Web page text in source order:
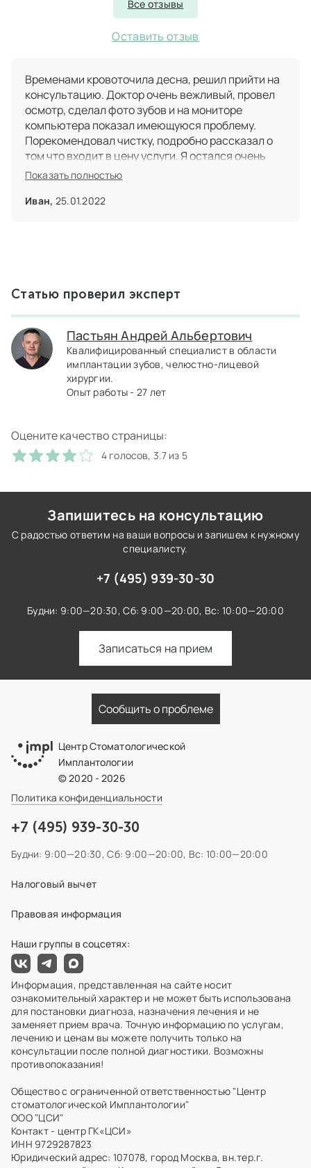
Все отзывы
Оставить отзыв
Временами кровоточила десна, решил прийти на
консультацию. Доктор очень вежливый, провел
осмотр, сделал фото зубов и на мониторе
компьютера показал имеющуюся проблему.
Порекомендовал чистку, подробно рассказал о
том что входит в цену услуги. Я остался очень
доволен таким уровнем сервиса и записался на
Показать полностью
Иван, 25.01.2022
Статью проверил эксперт
Пастьян Андрей Альбертович
Квалифицированный специалист в области
имплантации зубов, челюстно-лицевой
хирургии.
Опыт работы - 27 лет
Оцените качество страницы:
4 голосов, 3.7 из 5
Запишитесь на консультацию
С радостью ответим на ваши вопросы и запишем к нужному
специалисту.
+7 (495) 939-30-30
Будни: 9:00—20:30, Сб: 9:00—20:00, Вс: 10:00—20:00
Записаться на прием
Сообщить о проблеме
Центр Стоматологической
Имплантологии
© 2020 - 2026
Политика конфиденциальности
+7 (495) 939-30-30
Будни: 9:00—20:30, Сб: 9:00—20:00, Вс: 10:00—20:00
Налоговый вычет
Наши группы в соцсетях:
Правовая информация
Информация, представленная на сайте носит
ознакомительный характер и не может быть использована
для постановки диагноза, назначения лечения и не
заменяет прием врача. Точную информацию по услугам,
лечению и ценам вы можете получить только на
консультации после полной диагностики. Возможны
противопоказания!
Общество с ограниченной ответственностью "Центр
стоматологической Имплантологии"
ООО "ЦСИ"
Контакт - центр ГК«ЦСИ»
ИНН 9729287823
Юридический адрес: 107078, город Москва, вн.тер.г.